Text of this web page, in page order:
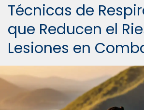
Técnicas de
que Reducen el
Lesiones en